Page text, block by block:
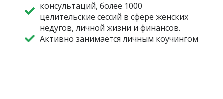
консультаций, более 1000
целительские сессий в сфере женских
недугов, личной жизни и финансов.
Активно занимается личным коучингом